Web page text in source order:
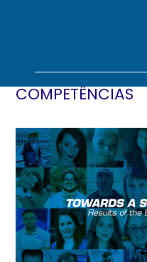
RESULTADOS
COMPETÊNCIAS